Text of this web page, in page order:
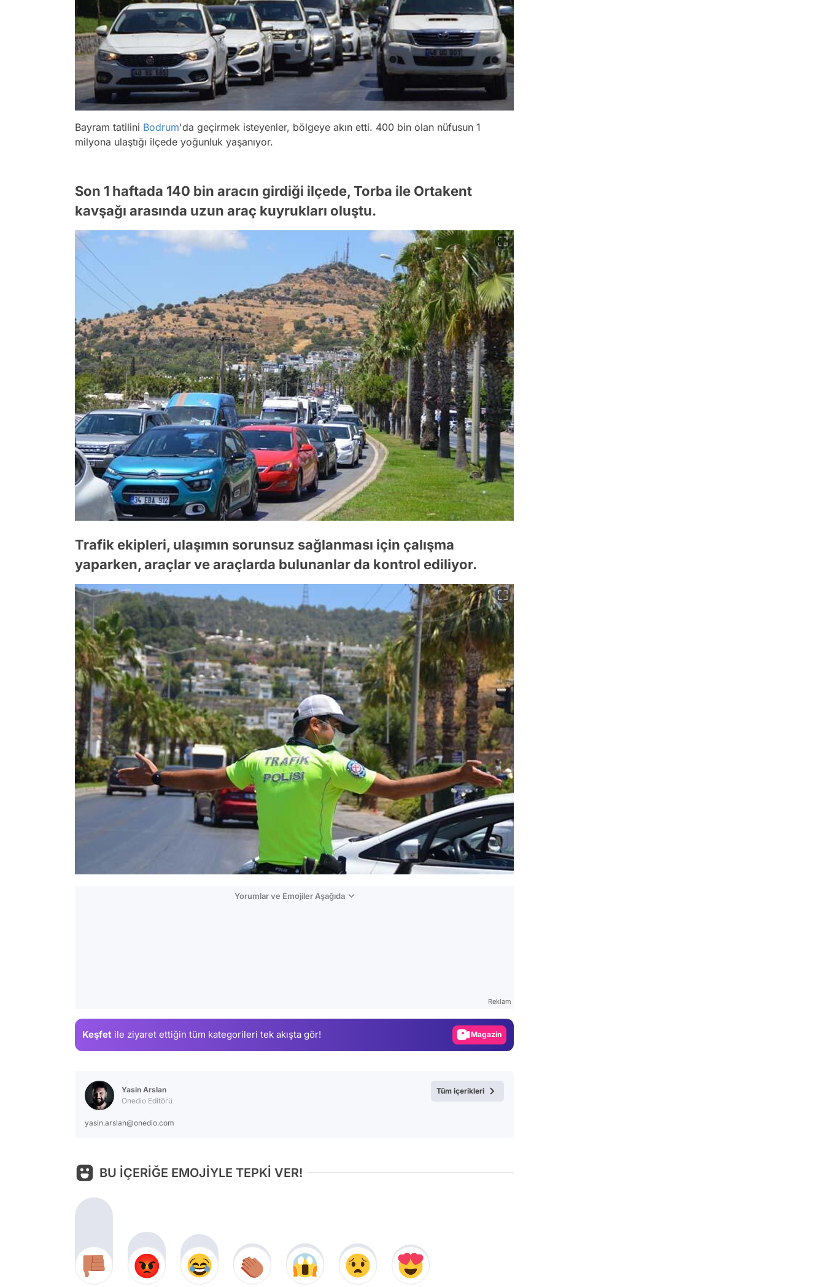
Bayram tatilini Bodrum'da geçirmek isteyenler, bölgeye akın etti. 400 bin olan nüfusun 1
milyona ulaştığı ilçede yoğunluk yaşanıyor.
Son 1 haftada 140 bin aracın girdiği ilçede, Torba ile Ortakent
kavşağı arasında uzun araç kuyrukları oluştu.
Trafik ekipleri, ulaşımın sorunsuz sağlanması için çalışma
yaparken, araçlar ve araçlarda bulunanlar da kontrol ediliyor.
Yorumlar ve Emojiler Aşağıda
Reklam
Keşfet ile ziyaret ettiğin tüm kategorileri tek akışta gör! Magazin
Yasin Arslan
Onedio Editörü
yasin.arslan@onedio.com
Tüm içerikleri
BU İÇERİĞE EMOJİYLE TEPKİ VER!